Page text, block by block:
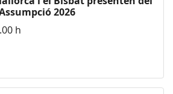
2026
h